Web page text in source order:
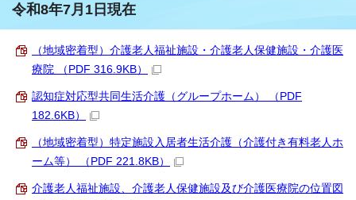
令和8年7月1日現在
（地域密着型）介護老人福祉施設・介護老人保健施設・介護医
療院 （PDF 316.9KB）
認知症対応型共同生活介護（グループホーム） （PDF
182.6KB）
（地域密着型）特定施設入居者生活介護（介護付き有料老人ホ
ーム等） （PDF 221.8KB）
介護老人福祉施設、介護老人保健施設及び介護医療院の位置図